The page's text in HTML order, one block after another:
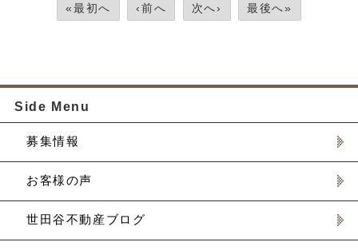
«最初へ ‹前へ 次へ› 最後へ»
Side Menu
募集情報
お客様の声
世田谷不動産ブログ